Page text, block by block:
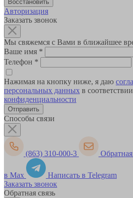
Авторизация
Заказать звонок
Мы свяжемся с Вами в ближайшее
Ваше имя *
Телефон *
Нажимая на кнопку ниже, я даю
персональных данных в
конфиденциальности
Способы связи
(863) 310-000-3 Обратная
в Max
Написать в Telegram
Заказать звонок
Обратная связь